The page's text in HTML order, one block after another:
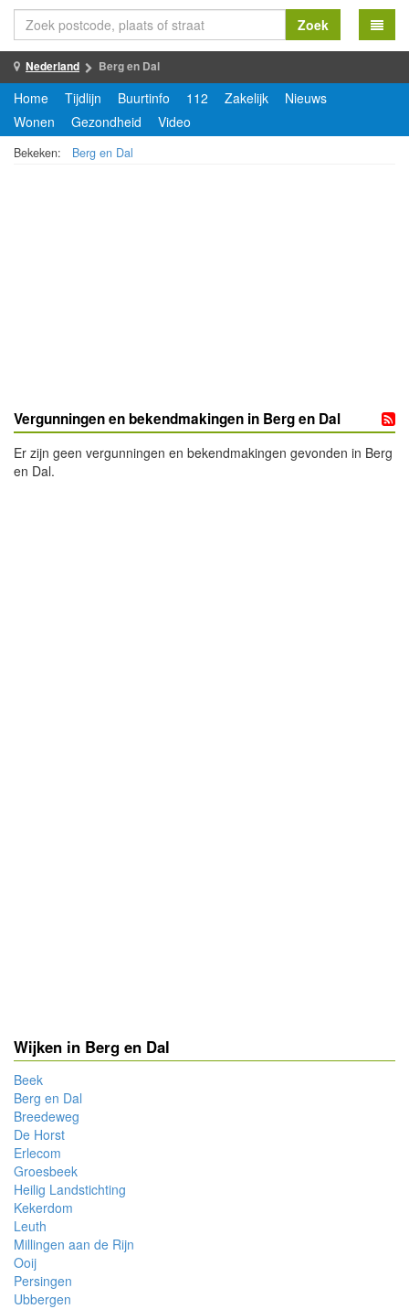
Zoek
Nederland Berg en Dal
Home Tijdlijn Buurtinfo 112 Zakelijk
Nieuws
Wonen
Gezondheid Video
Bekeken: Berg en Dal
Vergunningen en bekendmakingen in Berg en Dal
Er zijn geen vergunningen en bekendmakingen gevonden in Berg
en Dal.
Wijken in Berg en Dal
Beek
Berg en Dal
Breedeweg
De Horst
Erlecom
Groesbeek
Heilig Landstichting
Kekerdom
Leuth
Millingen aan de Rijn
Ooij
Persingen
Ubbergen